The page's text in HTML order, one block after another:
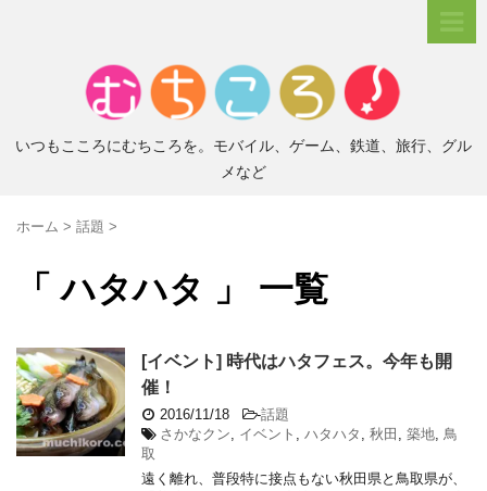
いつもこころにむちころを。モバイル、ゲーム、鉄道、旅行、グル
メなど
ホーム > 話題 >
「 ハタハタ 」 一覧
[イベント] 時代はハタフェス。今年も開
催！
2016/11/18 -話題
さかなクン, イベント , ハタハタ , 秋田 , 築地, 鳥
取
遠く離れ、普段特に接点もない秋田県と鳥取県が、